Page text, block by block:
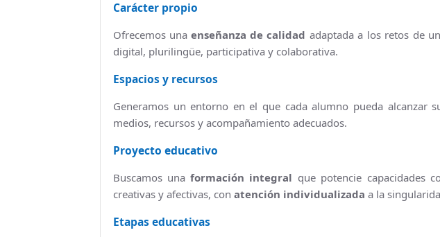
Policía Local
Gestión de
Transporte
Carácter propio
Ofrecemos una enseñanza de calidad adaptada a los retos de
digital, plurilingüe, participativa y colaborativa.
Espacios y recursos
Generamos un entorno en el que cada alumno pueda alcanzar
medios, recursos y acompañamiento adecuados.
Proyecto educativo
Buscamos una formación integral que potencie capacidades
creativas y afectivas, con atención individualizada a la
Etapas educativas